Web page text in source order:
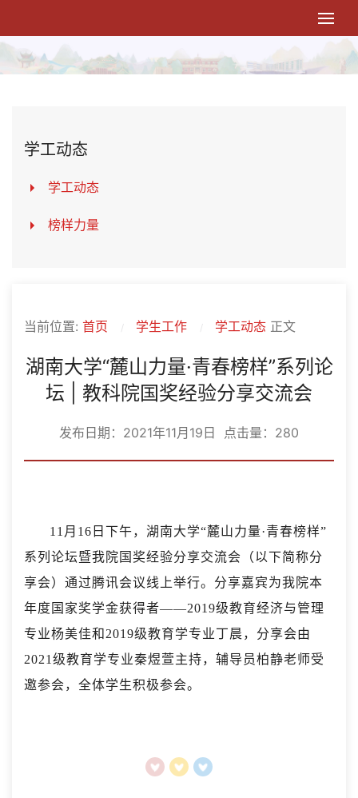
学工动态
学工动态
榜样力量
当前位置: 首页 学生工作 学工动态 正文
湖南大学“麓山力量·青春榜样”系列论
坛 | 教科院国奖经验分享交流会
发布日期：2021年11月19日 点击量： 280
11月16日下午，湖南大学“麓山力量·青春榜样”
系列论坛暨我院国奖经验分享交流会（以下简称分
享会）通过腾讯会议线上举行。分享嘉宾为我院本
年度国家奖学金获得者——2019级教育经济与管理
专业杨美佳和2019级教育学专业丁晨，分享会由
2021级教育学专业秦煜萱主持，辅导员柏静老师受
邀参会，全体学生积极参会。